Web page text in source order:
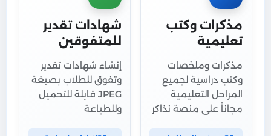
مذكرات وكتب
تعليمية
مذكرات وملخصات
وكتب دراسية لجميع
المراحل التعليمية
مجاناً على منصة نذاكر
شهادات تقدير
للمتفوقين
إنشاء شهادات تقدير
وتفوق للطلاب بصيغة
JPEG قابلة للتحميل
وللطباعة